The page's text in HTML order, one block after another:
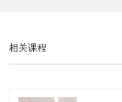
相关课程